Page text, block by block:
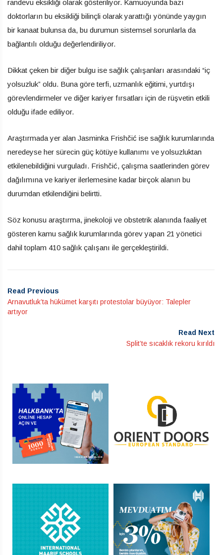
randevu eksikliği olarak gösteriliyor. Kamuoyunda bazı
doktorların bu eksikliği bilinçli olarak yarattığı yönünde yaygın
bir kanaat bulunsa da, bu durumun sistemsel sorunlarla da
bağlantılı olduğu değerlendiriliyor.
Dikkat çeken bir diğer bulgu ise sağlık çalışanları arasındaki “iç
yolsuzluk” oldu. Buna göre terfi, uzmanlık eğitimi, yurtdışı
görevlendirmeler ve diğer kariyer fırsatları için de rüşvetin etkili
olduğu ifade ediliyor.
Araştırmada yer alan Jasminka Frishčić ise sağlık kurumlarında
neredeyse her sürecin güç kötüye kullanımı ve yolsuzluktan
etkilenebildiğini vurguladı. Frishčić, çalışma saatlerinden görev
dağılımına ve kariyer ilerlemesine kadar birçok alanın bu
durumdan etkilendiğini belirtti.
Söz konusu araştırma, jinekoloji ve obstetrik alanında faaliyet
gösteren kamu sağlık kurumlarında görev yapan 21 yönetici
dahil toplam 410 sağlık çalışanı ile gerçekleştirildi.
Read Previous
Arnavutluk’ta hükümet karşıtı protestolar büyüyor: Talepler
artıyor
Read Next
Split’te sıcaklık rekoru kırıldı